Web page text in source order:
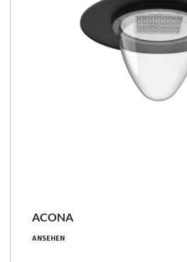
ACONA
ANSEHEN